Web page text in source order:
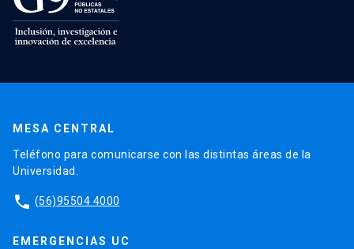
MESA CENTRAL
Teléfono para comunicarse con las distintas áreas de la
Universidad.
phone (56)95504 4000
EMERGENCIAS UC